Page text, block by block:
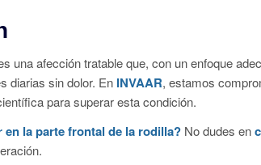
una afección tratable que, con un enfoque
diarias sin dolor. En INVAAR, estamos
para superar esta condición.
en la parte frontal de la rodilla? No dudes en